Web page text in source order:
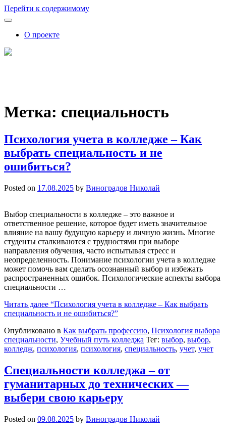
Перейти к содержимому
О проекте
Метка: специальность
Психология учета в колледже – Как
выбрать специальность и не
ошибиться?
Posted on 17.08.2025 by Виноградов Николай
Выбор специальности в колледже – это важное и
ответственное решение, которое будет иметь значительное
влияние на вашу будущую карьеру и личную жизнь. Многие
студенты сталкиваются с трудностями при выборе
направления обучения, часто испытывая стресс и
неопределенность. Понимание психологии учета в колледже
может помочь вам сделать осознанный выбор и избежать
распространенных ошибок. Психологические аспекты выбора
специальности …
Читать далее “Психология учета в колледже – Как выбрать
специальность и не ошибиться?”
Опубликовано в Как выбрать профессию, Психология выбора
специальности, Учебный путь колледжа Тег: выбор, выбор,
колледж, психология, психология, специальность, учет, учет
Специальности колледжа – от
гуманитарных до технических —
выбери свою карьеру
Posted on 09.08.2025 by Виноградов Николай